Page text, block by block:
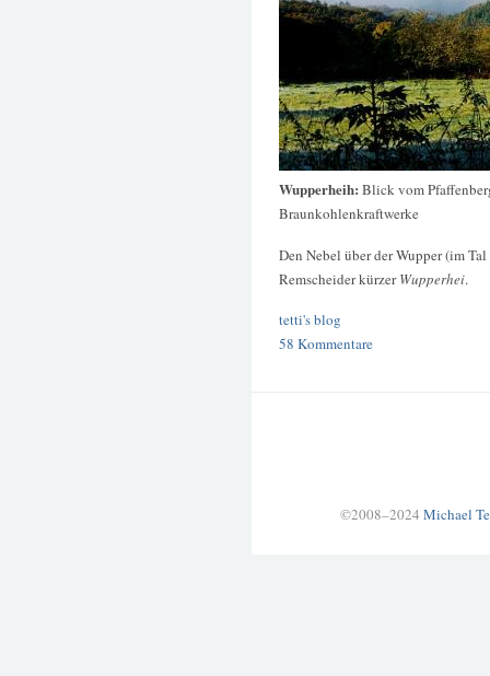
Wupperheih: Blick vom
Braunkohlenkraftwerke
Den Nebel über der Wupper (im
Remscheider kürzerWupperhei.
tetti's blog
58 Kommentare
©2008–2024 Michael